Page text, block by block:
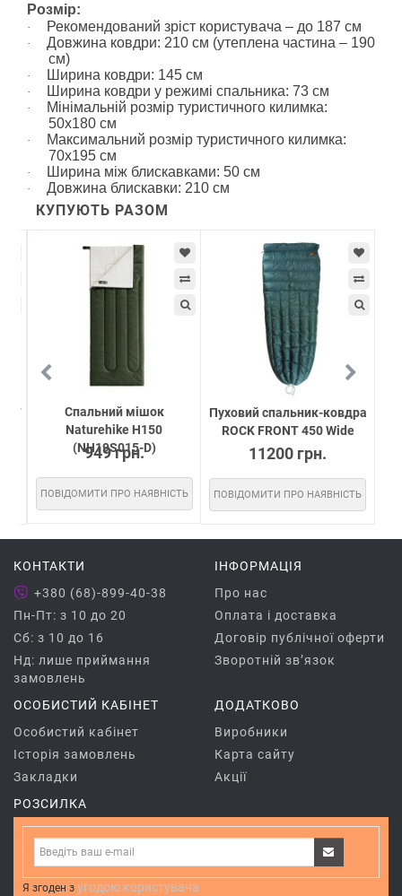
Розмір:
· Рекомендований зріст користувача – до 187 см
·
Довжина ковдри: 210 см (утеплена частина – 190
см)
· Ширина ковдри: 145 см
· Ширина ковдри у режимі спальника: 73 см
·
Мінімальній розмір туристичного килимка:
50х180 см
·
Максимальний розмір туристичного килимка:
70х195 см
· Ширина між блискавками: 50 см
· Довжина блискавки: 210 см
КУПУЮТЬ РАЗОМ
Cпальний мішок
Naturehike H150
(NH19S015-D)
949 грн.
ПОВІДОМИТИ ПРО НАЯВНІСТЬ
Пуховий спальник-ковдра
ROCK FRONT 450 Wide
11200 грн.
ПОВІДОМИТИ ПРО НАЯВНІСТЬ
КОНТАКТИ
+380 (68)-899-40-38
Пн-Пт: з 10 до 20
Сб: з 10 до 16
Нд: лише приймання
замовлень
ІНФОРМАЦІЯ
Про нас
Оплата і доставка
Договір публічної оферти
Зворотній зв’язок
ОСОБИСТИЙ КАБІНЕТ
Особистий кабінет
Історія замовлень
Закладки
ДОДАТКОВО
Виробники
Карта сайту
Акції
РОЗСИЛКА
Я згоден з угодою користувача